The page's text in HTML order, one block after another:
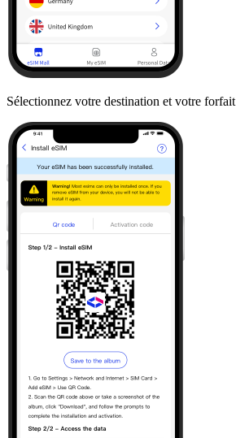
Sélectionnez votre destination et votre forfait